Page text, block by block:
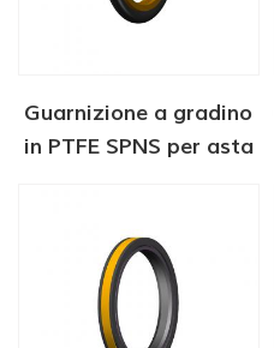
Guarnizione a gradino
in PTFE SPNS per asta